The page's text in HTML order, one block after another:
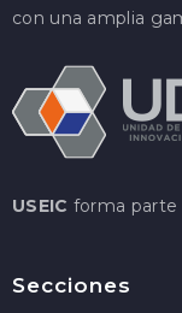
con una amplia
USEIC forma parte
Secciones